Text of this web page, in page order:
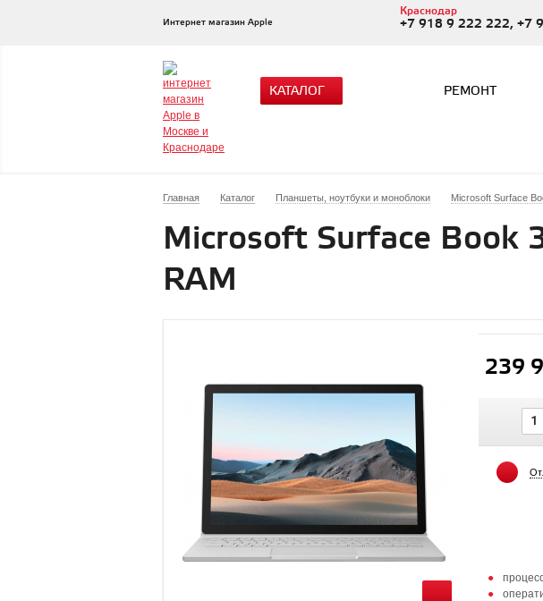
Интернет магазин Apple
Краснодар
+7 918 9 222 222, +7
КАТАЛОГ РЕМОНТ
Главная Каталог Планшеты, ноутбуки и моноблоки Microsoft Surface
Microsoft Surface Book
RAM
239